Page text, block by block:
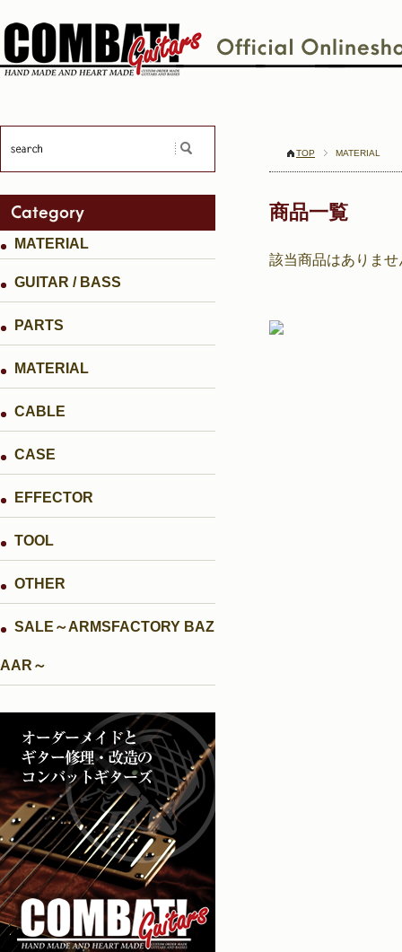
TOP MATERIAL
商品一覧
該当商品はありませ
MATERIAL
GUITAR / BASS
PARTS
MATERIAL
CABLE
CASE
EFFECTOR
TOOL
OTHER
SALE～ARMSFACTORY BAZ
AAR～